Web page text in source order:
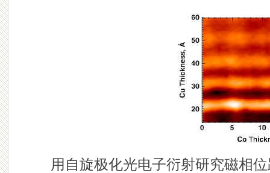
用自旋极化光电子衍射研究磁相